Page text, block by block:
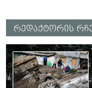
რედაქტორის